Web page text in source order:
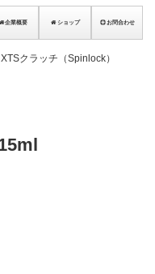
企業概要 ショップ お問合わせ
XTSクラッチ（Spinlock）